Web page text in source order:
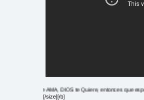
Te AMA, DIOS te Quiere, entonces que esperas? lea
[/size][/b]